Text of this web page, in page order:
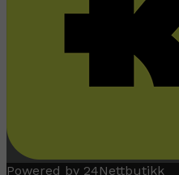
Powered by 24Nettbutikk